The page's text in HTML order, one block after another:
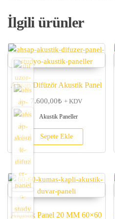
İlgili ürünler
Ahşap Difüzör Akustik Panel
7.600,00₺ + KDV
Akustik Paneller
Sepete Ekle
Akustik Panel 20 MM 60×60